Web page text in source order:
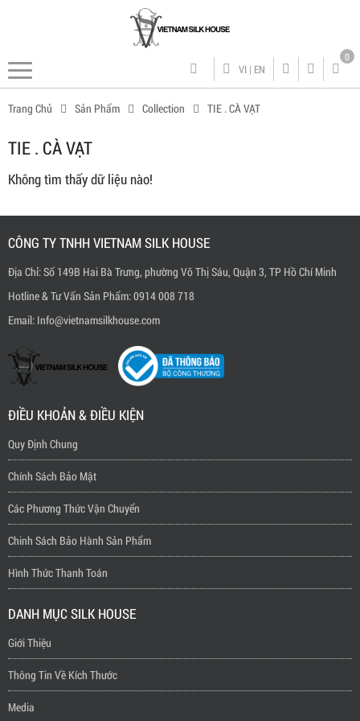
VI | EN
0
Trang Chủ Sản Phẩm Collection TIE . CÀ VẠT
TIE . CÀ VẠT
Không tìm thấy dữ liệu nào!
CÔNG TY TNHH VIETNAM SILK HOUSE
Địa Chỉ: Số 149B Hai Bà Trưng, phường Võ Thị Sáu, Quận 3, TP Hồ Chí Minh
Hotline & Tư Vấn Sản Phẩm: 0914 008 718
Email: Info@vietnamsilkhouse.com
ĐIỀU KHOẢN & ĐIỀU KIỆN
Quy Định Chung
Chính Sách Bảo Mật
Các Phương Thức Vận Chuyển
Chinh Sách Bảo Hành Sản Phẩm
Hình Thức Thanh Toán
DANH MỤC SILK HOUSE
Giới Thiệu
Thông Tin Về Kích Thước
Media